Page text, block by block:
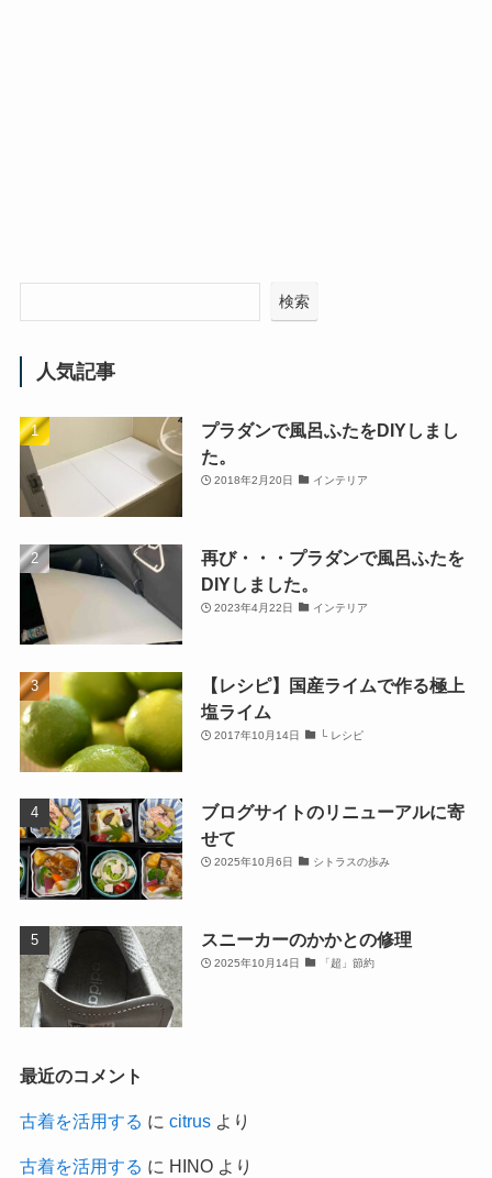
検索
人気記事
プラダンで風呂ふたをDIYしまし
た。
2018年2月20日 インテリア
再び・・・プラダンで風呂ふたを
DIYしました。
2023年4月22日 インテリア
【レシピ】国産ライムで作る極上
塩ライム
2017年10月14日 └ レシピ
ブログサイトのリニューアルに寄
せて
2025年10月6日 シトラスの歩み
スニーカーのかかとの修理
2025年10月14日 「超」節約
最近のコメント
古着を活用する に citrusより
古着を活用する に HINOより